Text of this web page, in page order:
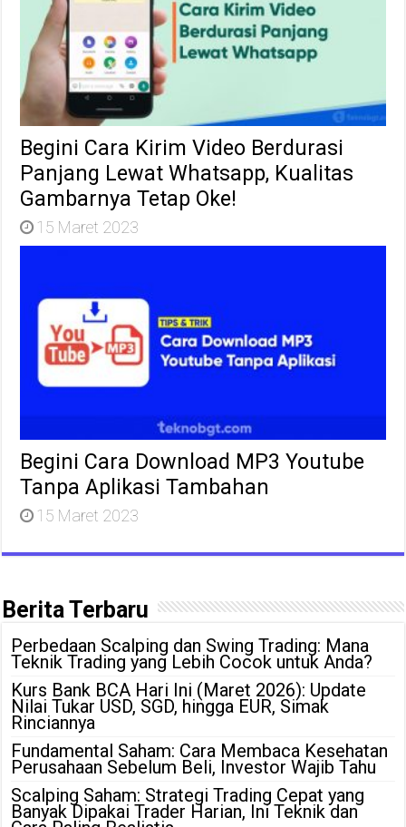
Begini Cara Kirim Video Berdurasi
Panjang Lewat Whatsapp, Kualitas
Gambarnya Tetap Oke!
15 Maret 2023
Begini Cara Download MP3 Youtube
Tanpa Aplikasi Tambahan
15 Maret 2023
Berita Terbaru
Perbedaan Scalping dan Swing Trading: Mana
Teknik Trading yang Lebih Cocok untuk Anda?
Kurs Bank BCA Hari Ini (Maret 2026): Update
Nilai Tukar USD, SGD, hingga EUR, Simak
Rinciannya
Fundamental Saham: Cara Membaca Kesehatan
Perusahaan Sebelum Beli, Investor Wajib Tahu
Scalping Saham: Strategi Trading Cepat yang
Banyak Dipakai Trader Harian, Ini Teknik dan